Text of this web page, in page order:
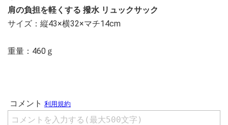
肩の負担を軽くする 撥水 リュックサック
サイズ：縦43×横32×マチ14cm
重量：460ｇ